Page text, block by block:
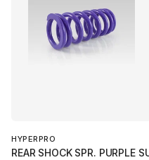
HYPERPRO
REAR SHOCK SPR. PURPLE